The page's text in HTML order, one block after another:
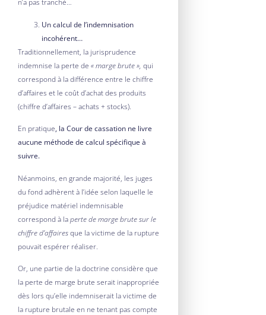
n’a pas tranché…
Un calcul de l’indemnisation
incohérent…
Traditionnellement, la jurisprudence
indemnise la perte de « marge brute », qui
correspond à la différence entre le chiffre
d’affaires et le coût d’achat des produits
(chiffre d’affaires – achats + stocks).
En pratique, la Cour de cassation ne livre
aucune méthode de calcul spécifique à
suivre.
Néanmoins, en grande majorité, les juges
du fond adhèrent à l’idée selon laquelle le
préjudice matériel indemnisable
correspond à la perte de marge brute sur le
chiffre d’affaires que la victime de la rupture
pouvait espérer réaliser.
Or, une partie de la doctrine considère que
la perte de marge brute serait inappropriée
dès lors qu’elle indemniserait la victime de
la rupture brutale en ne tenant pas compte